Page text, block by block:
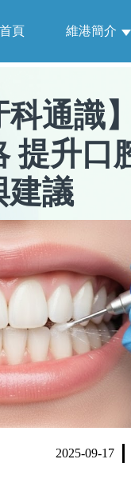
頁 維港簡介
科通識
提升口
建議
2025-09-17